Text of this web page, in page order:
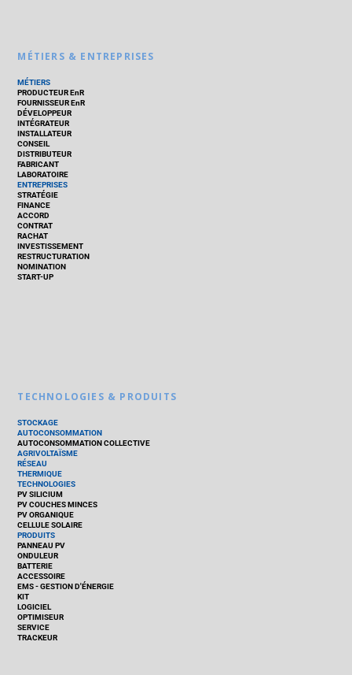
MÉTIERS & ENTREPRISES
MÉTIERS
PRODUCTEUR EnR
FOURNISSEUR EnR
DÉVELOPPEUR
INTÉGRATEUR
INSTALLATEUR
CONSEIL
DISTRIBUTEUR
FABRICANT
LABORATOIRE
ENTREPRISES
STRATÉGIE
FINANCE
ACCORD
CONTRAT
RACHAT
INVESTISSEMENT
RESTRUCTURATION
NOMINATION
START-UP
TECHNOLOGIES & PRODUITS
STOCKAGE
AUTOCONSOMMATION
AUTOCONSOMMATION COLLECTIVE
AGRIVOLTAÏSME
RÉSEAU
THERMIQUE
TECHNOLOGIES
PV SILICIUM
PV COUCHES MINCES
PV ORGANIQUE
CELLULE SOLAIRE
PRODUITS
PANNEAU PV
ONDULEUR
BATTERIE
ACCESSOIRE
EMS - GESTION D'ÉNERGIE
KIT
LOGICIEL
OPTIMISEUR
SERVICE
TRACKEUR